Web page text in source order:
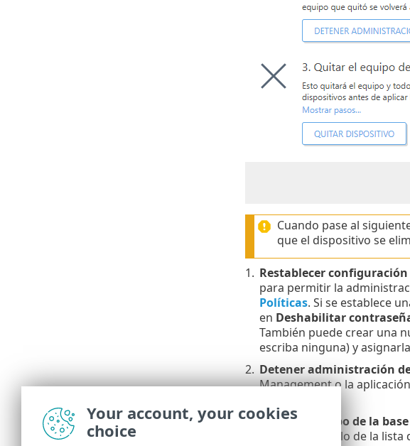
Cuando pase al
que el dispositivo se
1. Restablecer
para permitir la
Políticas. Si se establece
en Deshabilitar
También puede crear una
escriba ninguna) y
2. Detener administración
Management o la
3. Eliminar equipo de la
puede eliminarlo de la
Your account, your cookies
choice